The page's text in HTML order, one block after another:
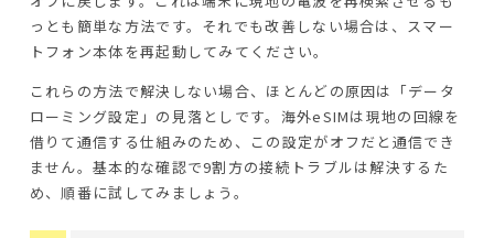
っとも簡単な方法です。それでも改善しない場合は、スマー
トフォン本体を再起動してみてください。
これらの方法で解決しない場合、ほとんどの原因は「データ
ローミング設定」の見落としです。海外eSIMは現地の回線を
借りて通信する仕組みのため、この設定がオフだと通信でき
ません。基本的な確認で9割方の接続トラブルは解決するた
め、順番に試してみましょう。